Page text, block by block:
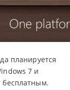
планируется
7 и
бесплатным.